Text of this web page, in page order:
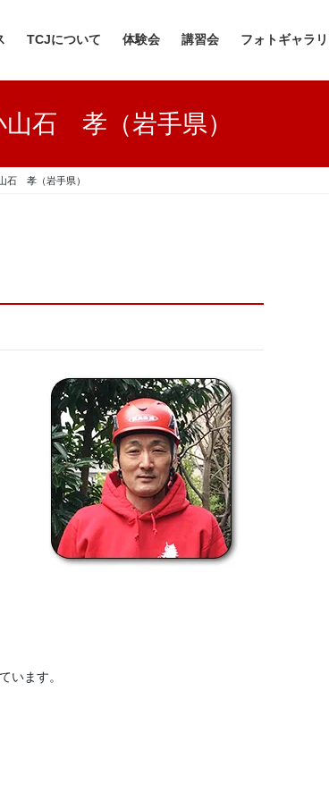
TCJについて 体験会 講習会 フォトギャラ
山石 孝（岩手県）
石 孝（岩手県）
います。